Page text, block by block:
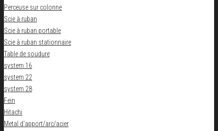
Perceuse sur colonne
Scie à ruban
Scie à ruban portable
Scie à ruban stationnaire
Table de soudure
system 16
system 22
system 28
Fein
Hitachi
Metal d'apport/arc/acier